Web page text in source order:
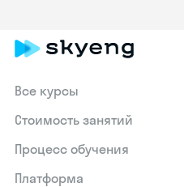
Все курсы
Стоимость занятий
Процесс обучения
Платформа